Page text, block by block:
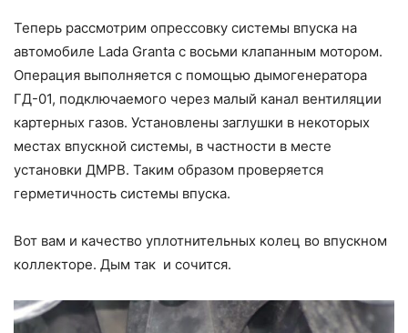
Теперь рассмотрим опрессовку системы впуска на
автомобиле Lada Granta с восьми клапанным мотором.
Операция выполняется с помощью дымогенератора
ГД-01, подключаемого через малый канал вентиляции
картерных газов. Установлены заглушки в некоторых
местах впускной системы, в частности в месте
установки ДМРВ. Таким образом проверяется
герметичность системы впуска.
Вот вам и качество уплотнительных колец во впускном
коллекторе. Дым так и сочится.